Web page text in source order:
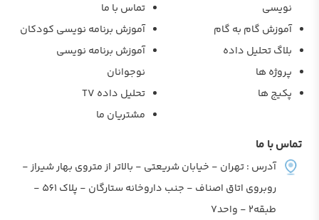
نویسی
آموزش گام به گام
بلاگ تحلیل داده
پروژه ها
پکیج ها
تماس با ما
آموزش برنامه نویسی کودکان
آموزش برنامه نویسی
نوجوانان
تحلیل داده TV
مشتریان ما
تماس با ما
آدرس : تهران - خیابان شریعتی - بالاتر از متروی بهار شیراز -
روبروی اتاق اصناف - جنب داروخانه ستارگان - پلاک 561 -
طبقه2 - واحد7